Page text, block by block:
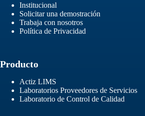
Institucional
Solicitar una demostración
Trabaja con nosotros
Política de Privacidad
Producto
Actiz LIMS
Laboratorios Proveedores de Servicios
Laboratorio de Control de Calidad